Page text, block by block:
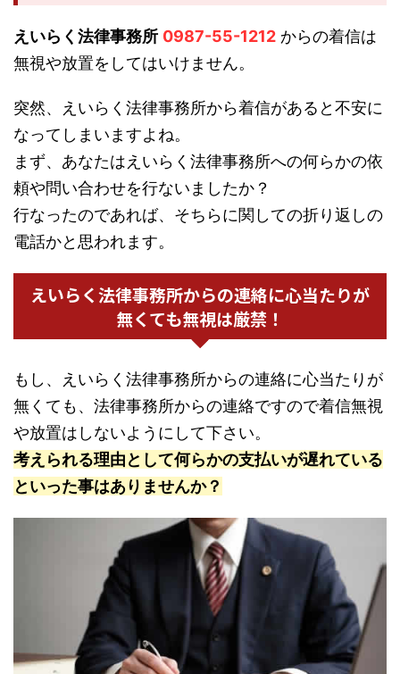
えいらく法律事務所 0987-55-1212 からの着信は
無視や放置をしてはいけません。
突然、えいらく法律事務所から着信があると不安に
なってしまいますよね。
まず、あなたはえいらく法律事務所への何らかの依
頼や問い合わせを行ないましたか？
行なったのであれば、そちらに関しての折り返しの
電話かと思われます。
えいらく法律事務所からの連絡に心当たりが
無くても無視は厳禁！
もし、えいらく法律事務所からの連絡に心当たりが
無くても、法律事務所からの連絡ですので着信無視
や放置はしないようにして下さい。
考えられる理由として何らかの支払いが遅れている
といった事はありませんか？